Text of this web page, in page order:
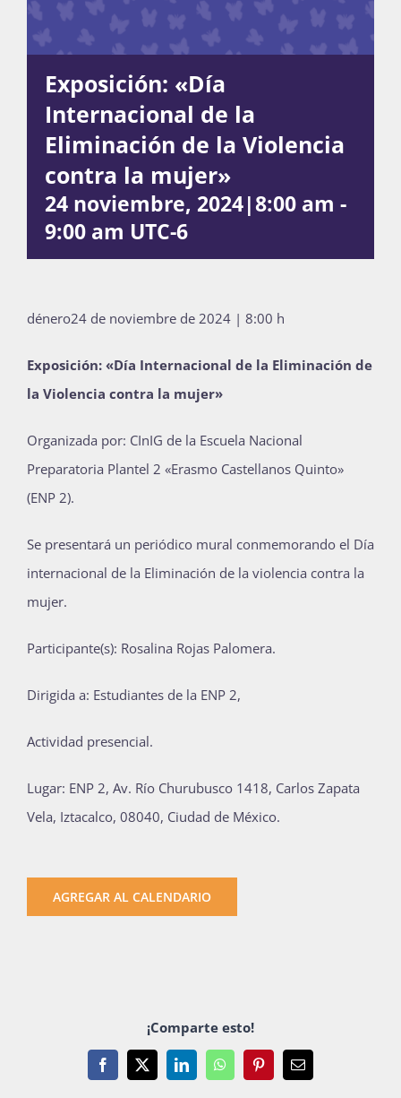
La Boletina
Blog
Súmate
Publicaciones
Bienvenida generación 2027-1
Exposición: «Día
Internacional de la
Eliminación de la Violencia
contra la mujer»
24 noviembre, 2024|8:00 am -
9:00 am UTC-6
dénero24 de noviembre de 2024 | 8:00 h
Exposición: «Día Internacional de la Eliminación de
la Violencia contra la mujer»
Organizada por: CInIG de la Escuela Nacional
Preparatoria Plantel 2 «Erasmo Castellanos Quinto»
(ENP 2).
Se presentará un periódico mural conmemorando el Día
internacional de la Eliminación de la violencia contra la
mujer.
Participante(s): Rosalina Rojas Palomera.
Dirigida a: Estudiantes de la ENP 2,
Actividad presencial.
Lugar: ENP 2, Av. Río Churubusco 1418, Carlos Zapata
Vela, Iztacalco, 08040, Ciudad de México.
AGREGAR AL CALENDARIO
¡Comparte esto!
Facebook
X LinkedInWhatsAppPinterestEmail